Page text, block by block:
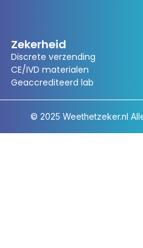
Zekerheid
Discrete verzending
CE/IVD materialen
Geaccrediteerd lab
© 2025 Weethetzeker.nl